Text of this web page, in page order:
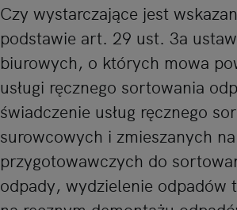
Czy wystarczające jest
podstawie art. 29 ust. 3a
biurowych, o których mowa
usługi ręcznego sortowania
świadczenie usług ręcznego
surowcowych i zmieszanych
przygotowawczych do
odpady, wydzielenie odpadów